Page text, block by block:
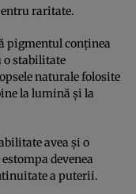
raritate.
pigmentul conținea
o stabilitate
naturale folosite
la lumină și la
avea și o
devenea
a puterii.